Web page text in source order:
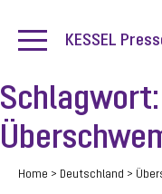
KESSEL
Schlagwort:
Home > Deutschland >